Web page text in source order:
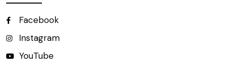
Facebook
Instagram
YouTube